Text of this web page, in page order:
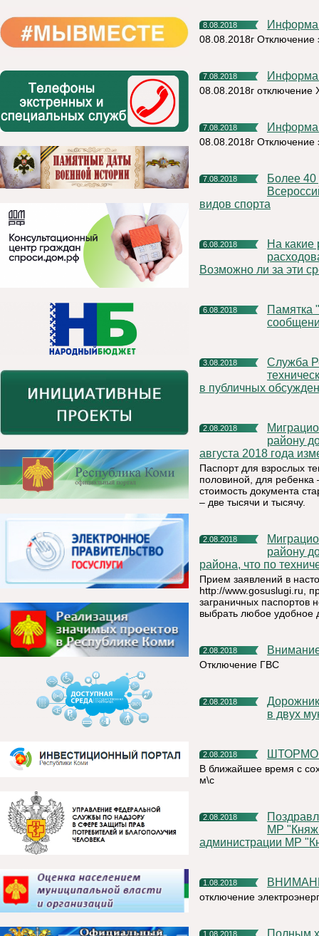
8.08.2018
08.08.2018г Отключение
7.08.2018
08.08.2018г
7.08.2018
08.08.2018г Отключение
7.08.2018
Более 40 регионов России примут участие в IV
видов спорта
6.08.2018
На какие работы по капитальному ремонту могут
Возможно ли за эти
6.08.2018
Памятка "Об ответственности граждан за заведомо ложные
3.08.2018
Служба Республики Коми строительного, жилищного и
в публичных
2.08.2018
Миграционный пункт ОМВД России по Княжпогостскому
району
августа 2018 года
Паспорт для взрослых
половиной, для ребенка
стоимость документа
– две тысячи и тысячу.
2.08.2018
Миграционный пункт ОМВД России по Княжпогостскому
району
района, что по
Прием заявлений в
http://www.gosuslugi.ru,
заграничных паспортов
выбрать любое удобное
2.08.2018
Отключение ГВС
2.08.2018
Дорожники завершили ремонт участков автомобильных дорог
в двух
2.08.2018
В ближайшее время с
м\с
2.08.2018
Поздравление с Днем Воздушно-десантных войск от Главы
МР
администрации МР
1.08.2018
отключение
1.08.2018 Полным